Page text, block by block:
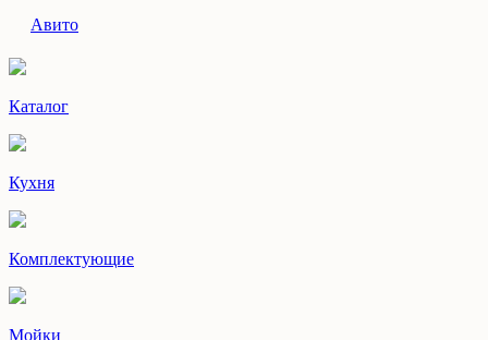
Авито
Каталог
Кухня
Комплектующие
Мойки